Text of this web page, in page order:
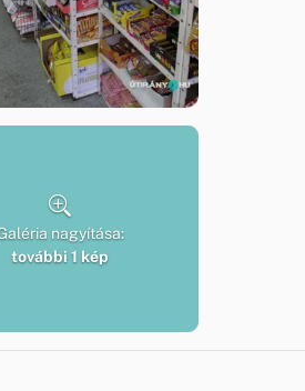
nagyítása:
további 1 kép